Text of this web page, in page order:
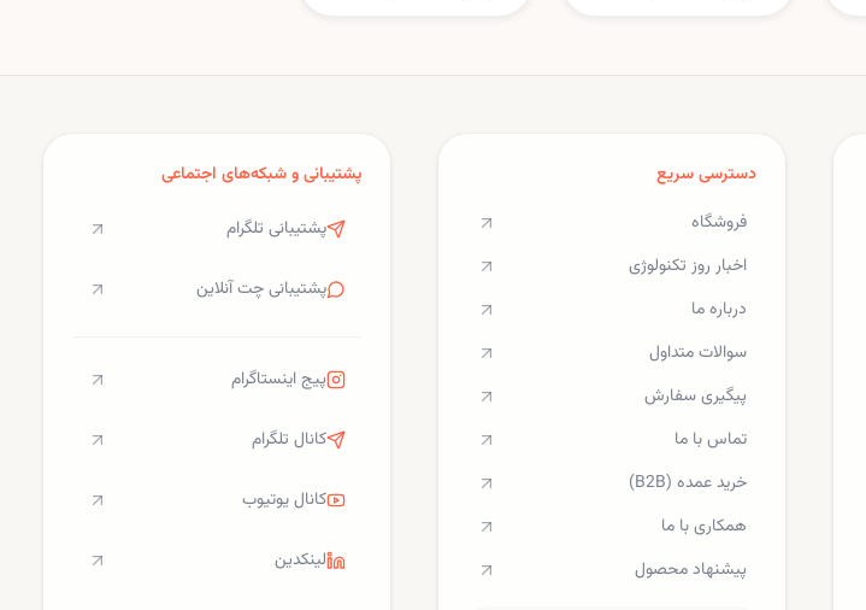
دسترسی سریع
فروشگاه
اخبار روز تکنولوژی
درباره ما
سوالات متداول
پیگیری سفارش
تماس با ما
خرید عمده (B2B)
همکاری با ما
پیشنهاد محصول
پشتیبانی و شبکه‌های اجتماعی
پشتیبانی تلگرام
پشتیبانی چت آنلاین
پیج اینستاگرام
کانال تلگرام
کانال یوتیوب
لینکدین